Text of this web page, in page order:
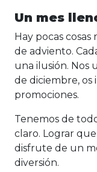
Un mes
Hay pocas
de adviento.
una ilusión. Nos
de diciembre, os
promociones.
Tenemos de
claro. Lograr
disfrute de un
diversión.